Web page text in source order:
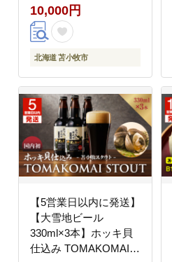
10,000円
北海道 苫小牧市
【5営業日以内に発送】
【大雪地ビール
330ml×3本】ホッキ貝
仕込み TOMAKOMAI